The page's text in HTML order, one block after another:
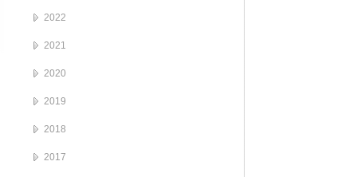
2022
2021
2020
2019
2018
2017